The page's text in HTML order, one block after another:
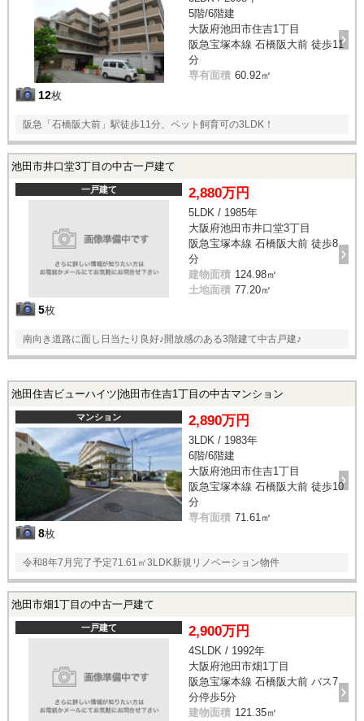
12枚
5階/6階建
大阪府池田市住吉1丁目
阪急宝塚本線 石橋阪大前 徒歩11
分
専有面積 60.92㎡
阪急「石橋阪大前」駅徒歩11分、ペット飼育可の3LDK！
池田市井口堂3丁目の中古一戸建て
一戸建て
5枚
2,880万円
5LDK / 1985年
大阪府池田市井口堂3丁目
阪急宝塚本線 石橋阪大前 徒歩8
分
建物面積 124.98㎡
土地面積 77.20㎡
南向き道路に面し日当たり良好♪開放感のある3階建て中古戸建♪
池田住吉ビューハイツ|池田市住吉1丁目の中古マンション
マンション
8枚
2,890万円
3LDK / 1983年
6階/6階建
大阪府池田市住吉1丁目
阪急宝塚本線 石橋阪大前 徒歩10
分
専有面積 71.61㎡
令和8年7月完了予定71.61㎡3LDK新規リノベーション物件
池田市畑1丁目の中古一戸建て
一戸建て 2,900万円
4SLDK / 1992年
大阪府池田市畑1丁目
阪急宝塚本線 石橋阪大前 バス7
分停歩5分
建物面積 121.35㎡